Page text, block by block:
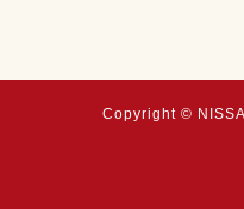
Copyright ©